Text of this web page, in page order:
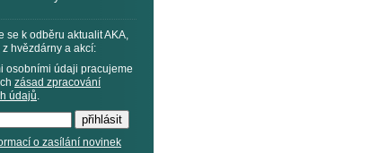
se k odběru aktualit AKA,
hvězdárny a akcí:
osobními údaji pracujeme
zásad zpracování
údajů.
o zasílání novinek